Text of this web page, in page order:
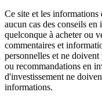
Ce site et les
aucun cas des conseils
quelconque à acheter ou
commentaires et
personnelles et ne doivent
ou recommandations en
d'investissement ne
informations.